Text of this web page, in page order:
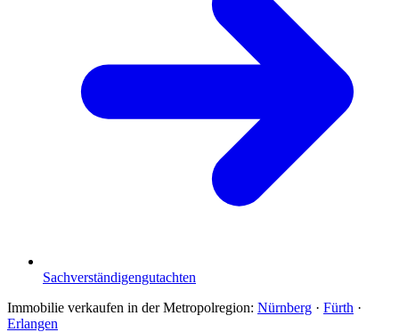
Sachverständigengutachten
Immobilie verkaufen in der Metropolregion: Nürnberg · Fürth ·
Erlangen